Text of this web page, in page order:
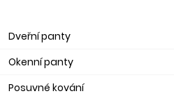
Dveřní panty
Okenní panty
Posuvné kování